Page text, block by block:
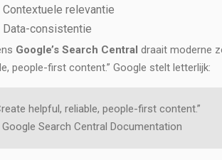
Contextuele relevantie
Data-consistentie
Google’s Search Central draait moderne
people-first content.” Google stelt letterlijk:
helpful, reliable, people-first content.”
Search Central Documentation